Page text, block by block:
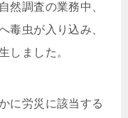
然調査の業務中、
毒虫が入り込み、
しました。
に労災に該当する